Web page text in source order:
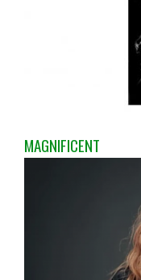
MAGNIFICENT